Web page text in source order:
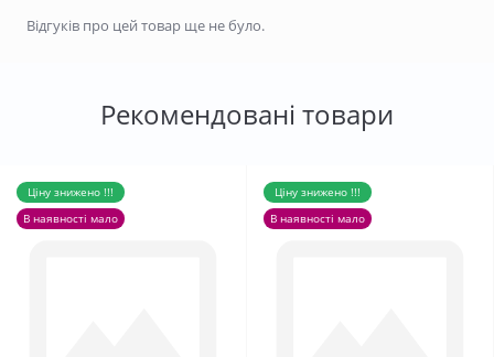
Відгуків про цей товар ще не було.
Рекомендовані товари
Ціну знижено !!!
В наявності мало
Ціну знижено !!!
В наявності мало